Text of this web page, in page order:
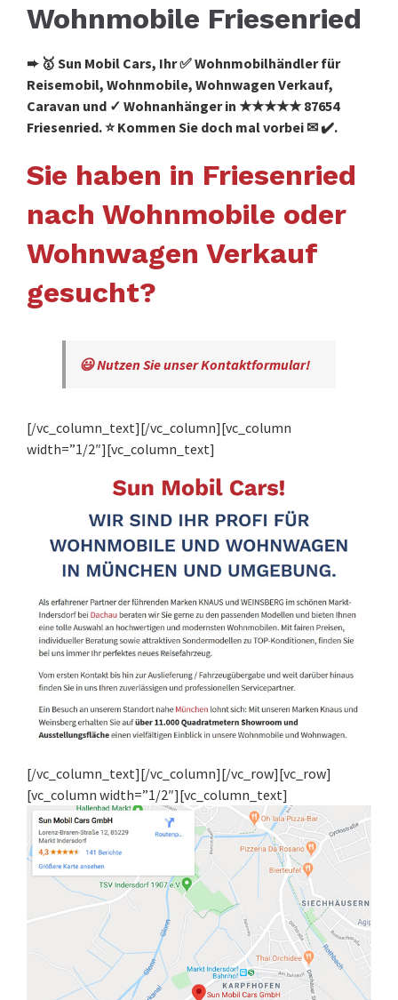
Wohnmobile Friesenried
➨ 🥇 Sun Mobil Cars, Ihr ✅ Wohnmobilhändler für
Reisemobil, Wohnmobile, Wohnwagen Verkauf,
Caravan und ✓ Wohnanhänger in ★★★★★ 87654
Friesenried. ⭐ Kommen Sie doch mal vorbei ✉ ✔️.
Sie haben in Friesenried
nach Wohnmobile oder
Wohnwagen Verkauf
gesucht?
😃 Nutzen Sie unser Kontaktformular!
[/vc_column_text][/vc_column][vc_column
width=”1/2″][vc_column_text]
[/vc_column_text][/vc_column][/vc_row][vc_row]
[vc_column width=”1/2″][vc_column_text]